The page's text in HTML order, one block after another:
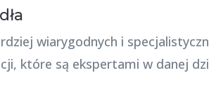
wiarygodnych i
które są ekspertami w danej